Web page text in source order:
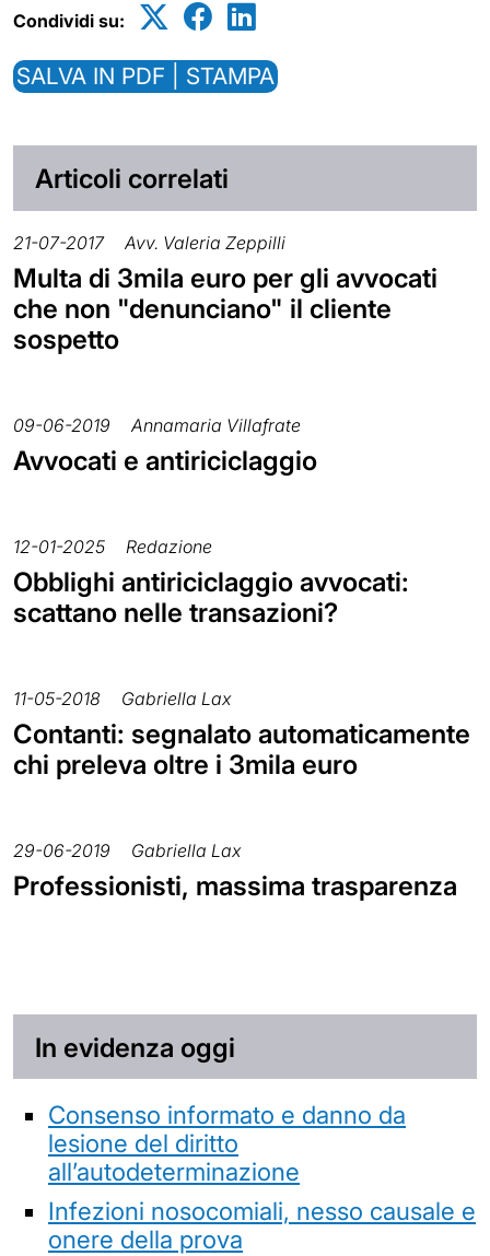
Condividi su:
SALVA IN PDF | STAMPA
Articoli correlati
21-07-2017 Avv. Valeria Zeppilli
Multa di 3mila euro per gli avvocati
che non "denunciano" il cliente
sospetto
09-06-2019 Annamaria Villafrate
Avvocati e antiriciclaggio
12-01-2025 Redazione
Obblighi antiriciclaggio avvocati:
scattano nelle transazioni?
11-05-2018 Gabriella Lax
Contanti: segnalato automaticamente
chi preleva oltre i 3mila euro
29-06-2019 Gabriella Lax
Professionisti, massima trasparenza
In evidenza oggi
Consenso informato e danno da
lesione del diritto
all’autodeterminazione
Infezioni nosocomiali, nesso causale e
onere della prova